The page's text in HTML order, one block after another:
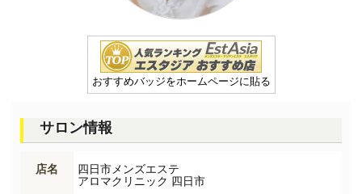
おすすめバッジをホームページに貼る
サロン情報
店名
四日市メンズエステ
アロマクリニック 四日市